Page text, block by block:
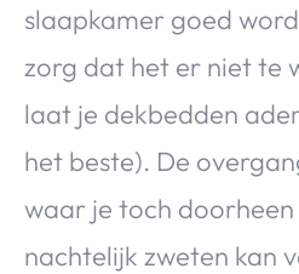
slaapkamer goed
zorg dat het er niet te
laat je dekbedden
het beste). De
waar je toch
nachtelijk zweten kan